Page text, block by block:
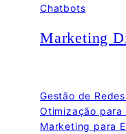
Chatbots
Marketing
Gestão de
Otimização para
Marketing para